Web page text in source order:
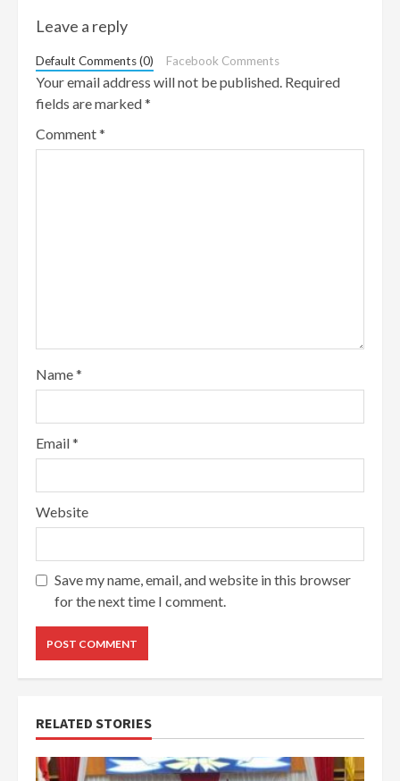
Leave a reply
Default Comments (0) Facebook Comments
Your email address will not be published. Required
fields are marked*
Comment*
Name*
Email*
Website
Save my name, email, and website in this browser
for the next time I comment.
RELATED STORIES